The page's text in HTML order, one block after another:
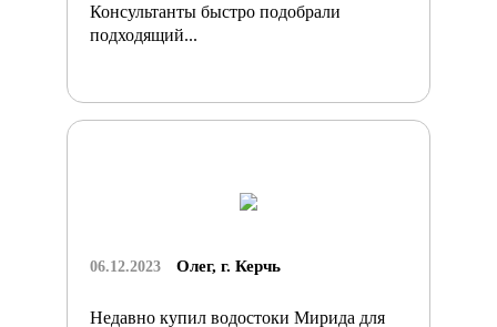
Консультанты быстро подобрали
подходящий...
06.12.2023 Олег, г. Керчь
Недавно купил водостоки Мирида для